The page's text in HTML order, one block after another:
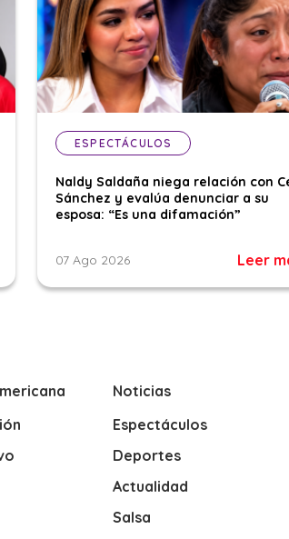
ESPECTÁCULOS
Naldy Saldaña niega relación con
Sánchez y evalúa denunciar a su
esposa: “Es una difamación”
07 Ago 2026 Leer
Noticias
Espectáculos
Deportes
Actualidad
Salsa